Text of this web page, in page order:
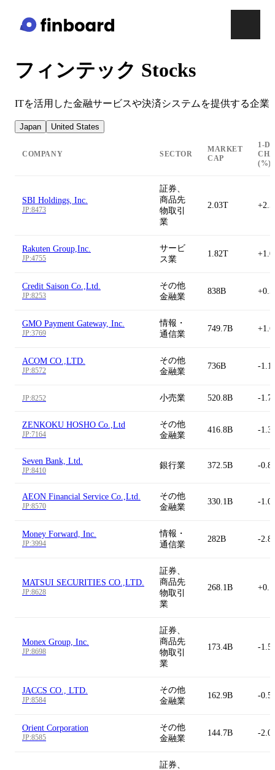
フィンテック Stocks
ITを活用した金融サービスや決済システムを提供する企業
Japan United States
COMPANY SECTOR
MARKET
CAP
1-
(%)
SBI Holdings, Inc.
JP:8473
証券、
商品先
物取引
業
2.03T
Rakuten Group,Inc.
JP:4755
サービ
ス業
1.82T
Credit Saison Co.,Ltd.
JP:8253
その他
金融業
838B
GMO Payment Gateway, Inc.
JP:3769
情報・
通信業
749.7B
ACOM CO.,LTD.
JP:8572
その他
金融業
736B -
JP:8252 小売業 520.8B -
ZENKOKU HOSHO Co.,Ltd
JP:7164
その他
金融業
416.8B -
Seven Bank, Ltd.
JP:8410
銀行業 372.5B -
AEON Financial Service Co.,Ltd.
JP:8570
その他
金融業
330.1B -
Money Forward, Inc.
JP:3994
情報・
通信業
282B -
MATSUI SECURITIES CO.,LTD.
JP:8628
証券、
商品先
物取引
業
268.1B
Monex Group, Inc.
JP:8698
証券、
商品先
物取引
業
173.4B -
JACCS CO., LTD.
JP:8584
その他
金融業
162.9B -
Orient Corporation
JP:8585
その他
金融業
144.7B -
証券、